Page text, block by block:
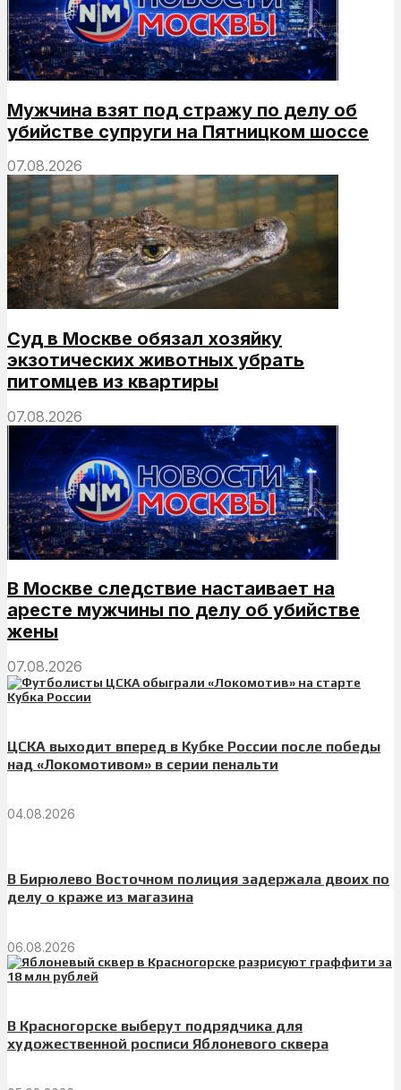
Мужчина взят под стражу по делу об
убийстве супруги на Пятницком шоссе
07.08.2026
Суд в Москве обязал хозяйку
экзотических животных убрать
питомцев из квартиры
07.08.2026
В Москве следствие настаивает на
аресте мужчины по делу об убийстве
жены
07.08.2026
ЦСКА выходит вперед в Кубке России после победы
над «Локомотивом» в серии пенальти
04.08.2026
В Бирюлево Восточном полиция задержала двоих по
делу о краже из магазина
06.08.2026
В Красногорске выберут подрядчика для
художественной росписи Яблоневого сквера